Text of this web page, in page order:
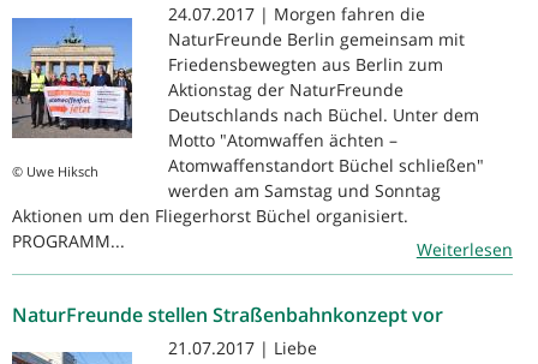
© Uwe Hiksch
24.07.2017 | Morgen fahren die
NaturFreunde Berlin gemeinsam mit
Friedensbewegten aus Berlin zum
Aktionstag der NaturFreunde
Deutschlands nach Büchel. Unter dem
Motto "Atomwaffen ächten –
Atomwaffenstandort Büchel schließen"
werden am Samstag und Sonntag
Aktionen um den Fliegerhorst Büchel organisiert.
PROGRAMM...
Weiterlesen
NaturFreunde stellen Straßenbahnkonzept vor
21.07.2017 | Liebe